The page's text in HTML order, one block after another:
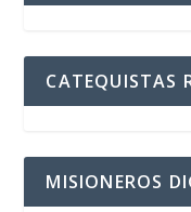
CATEQUISTAS
MISIONEROS